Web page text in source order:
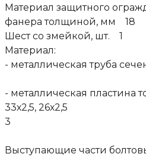
Материал защитного
фанера толщиной, мм 18
Шест со змейкой, шт. 1
Материал:
- металлическая труба
- металлическая
33х2,5, 26х2,5
3
Выступающие части